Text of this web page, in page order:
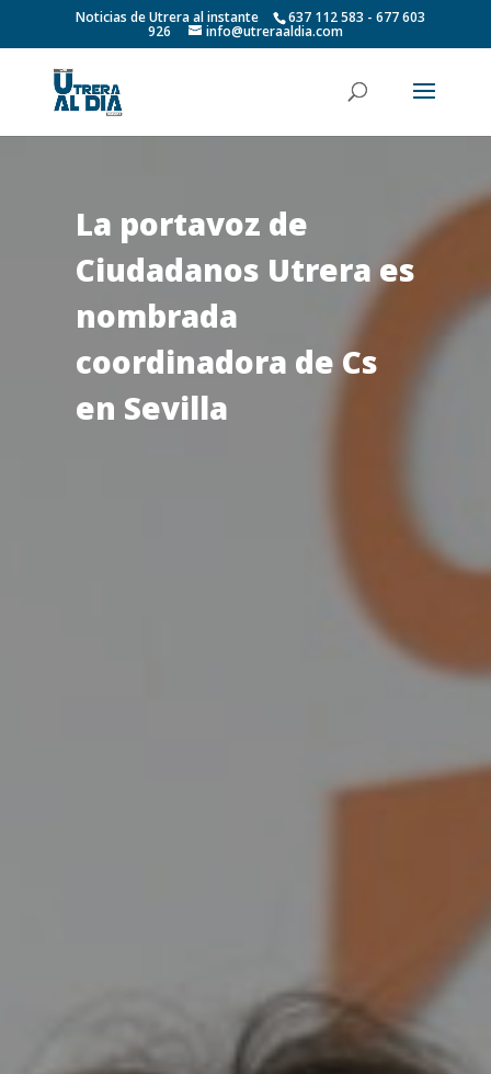
Noticias de Utrera al instante 637 112 583 - 677 603
926 info@utreraaldia.com
La portavoz de
Ciudadanos Utrera es
nombrada
coordinadora de Cs
en Sevilla